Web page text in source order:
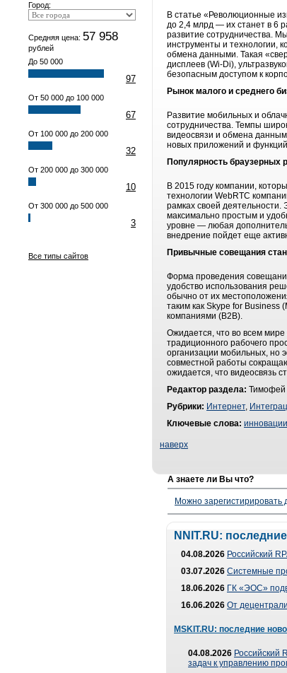
Город:
Средняя цена: 57 958
рублей
До 50 000
97
От 50 000 до 100 000
67
От 100 000 до 200 000
32
От 200 000 до 300 000
10
От 300 000 до 500 000
3
Все типы сайтов
В статье «Революционные
до 2,4 млрд — их станет в 6
развитие сотрудничества.
инструменты и технологии,
обмена данными. Такая
дисплеев (Wi-Di),
безопасным доступом к
Рынок малого и среднего
Развитие мобильных и
сотрудничества. Темпы
видеосвязи и обмена
новых приложений и
Популярность браузерных
В 2015 году компании,
технологии WebRTC
рамках своей деятельности.
максимально простым и
уровне — любая
внедрение пойдет еще
Привычные совещания
Форма проведения
удобство использования
обычно от их
таким как Skype for
компаниями (B2B).
Ожидается, что во всем
традиционного рабочего
организации мобильных, но
совместной работы
ожидается, что видеосвязь
Редактор раздела: Тимофей
Рубрики: Интернет,
Ключевые слова: инновации
наверх
А знаете ли Вы что?
Можно
NNIT.RU:
04.08.2026 Российский
03.07.2026 Системные
18.06.2026 ГК «ЭОС»
16.06.2026 От
MSKIT.RU: последние
04.08.2026 Российский
задач к управлению